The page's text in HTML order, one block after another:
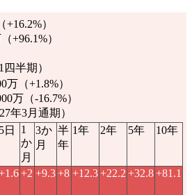
+16.2%）
+96.1%）
四半期）
万（+1.8%）
万（-16.7%）
年3月通期）
5日
1
か
月
3か
月
半
年
1年 2年 5年 10年
+2 +9.3+8 +12.3+22.2 +32.8+81.1